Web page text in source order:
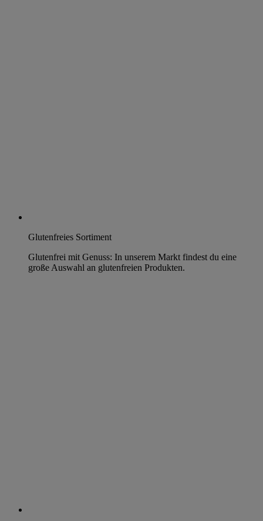
Glutenfreies Sortiment
Glutenfrei mit Genuss: In unserem Markt findest du eine
große Auswahl an glutenfreien Produkten.